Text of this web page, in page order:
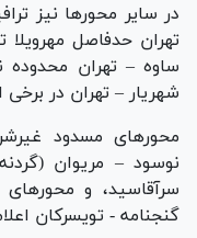
در سایر محور‌ها نیز
تهران حدفاصل مهرویلا
ساوه – تهران
شهریار – تهران در
محور‌های مسدود
نوسود – مریوان
سرآقاسید، و
گنجنامه - تویسرکان